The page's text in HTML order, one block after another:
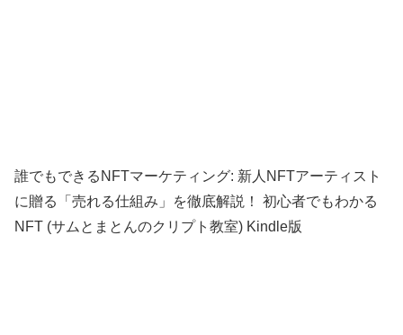
誰でもできるNFTマーケティング: 新人NFTアーティスト
に贈る「売れる仕組み」を徹底解説！ 初心者でもわかる
NFT (サムとまとんのクリプト教室) Kindle版